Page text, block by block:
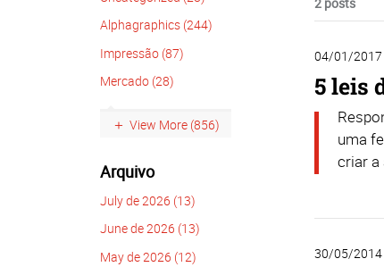
Alphagraphics (244)
Impressão (87)
Mercado (28)
View More (856)
Arquivo
July de 2026 (13)
June de 2026 (13)
May de 2026 (12)
04/01/2017
5 leis
uma
criar a
30/05/2014